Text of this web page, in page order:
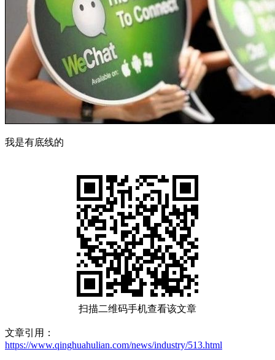
我是有底线的
扫描二维码手机查看该文章
文章引用：
https://www.qinghuahulian.com/news/industry/513.html